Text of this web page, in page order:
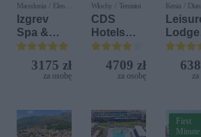
Macedonia / Elen
Kamen
Izgrev
Spa &
Aquapark
3175 zł
za osobę
Włochy / Terrasini
CDS
Hotels
Terrasini
(ex. Citta
del Mare)
4709 zł
za osobę
Kenia / Diani
Lodge
Golf
za
First
Minute